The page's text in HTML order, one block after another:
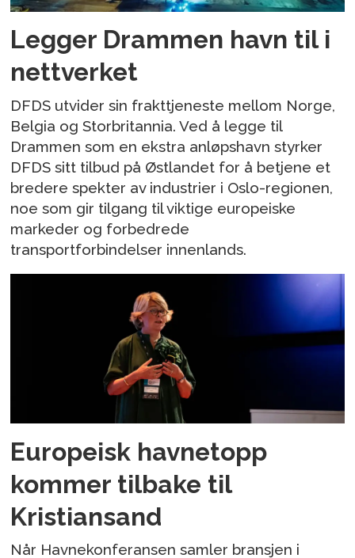
Legger Drammen havn til i
nettverket
DFDS utvider sin frakttjeneste mellom Norge,
Belgia og Storbritannia. Ved å legge til
Drammen som en ekstra anløpshavn styrker
DFDS sitt tilbud på Østlandet for å betjene et
bredere spekter av industrier i Oslo-regionen,
noe som gir tilgang til viktige europeiske
markeder og forbedrede
transportforbindelser innenlands.
Europeisk havnetopp
kommer tilbake til
Kristiansand
Når Havnekonferansen samler bransjen i